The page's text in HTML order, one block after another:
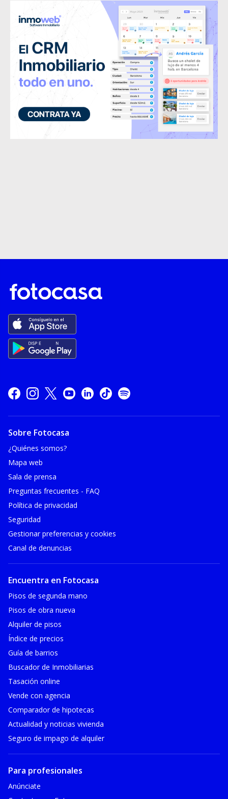
Sobre Fotocasa
¿Quiénes somos?
Mapa web
Sala de prensa
Preguntas frecuentes - FAQ
Política de privacidad
Seguridad
Gestionar preferencias y cookies
Canal de denuncias
Encuentra en Fotocasa
Pisos de segunda mano
Pisos de obra nueva
Alquiler de pisos
Índice de precios
Guía de barrios
Buscador de Inmobiliarias
Tasación online
Vende con agencia
Comparador de hipotecas
Actualidad y noticias vivienda
Seguro de impago de alquiler
Para profesionales
Anúnciate